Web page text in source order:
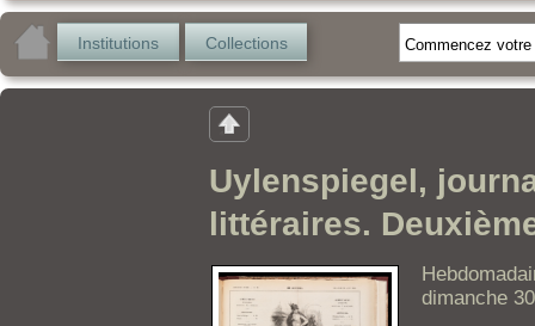
Institutions Collections
Uylenspiegel,
littéraires.
dimanche